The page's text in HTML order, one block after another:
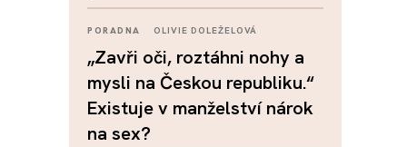
PORADNA OLIVIE DOLEŽELOVÁ
„Zavři oči, roztáhni nohy a
mysli na Českou republiku.“
Existuje v manželství nárok
na sex?